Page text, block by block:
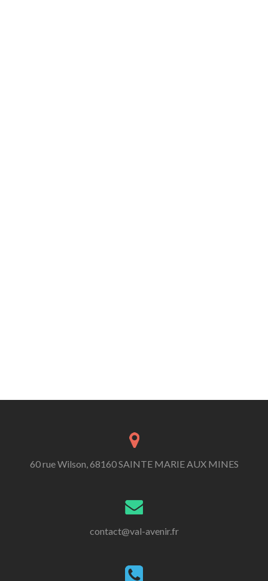
60 rue Wilson, 68160 SAINTE MARIE AUX MINES
contact@val-avenir.fr